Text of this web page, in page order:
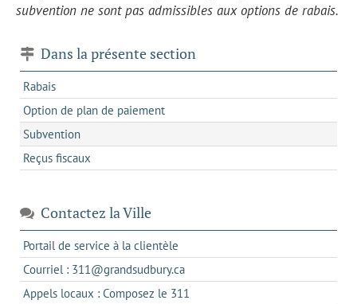
subvention ne sont pas admissibles aux options de rabais.
Dans la présente section
Rabais
Option de plan de paiement
Subvention
Reçus fiscaux
Contactez la Ville
Portail de service à la clientèle
dans
un
nouvel
Courriel : 311@grandsudbury.cas'ouvre
dans
Appels locaux : Composez le 311